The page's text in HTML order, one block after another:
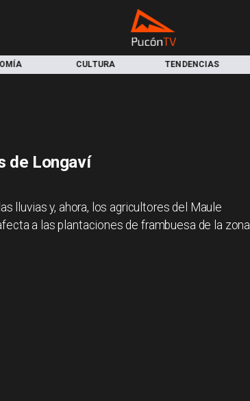
TENDENCIAS INICIO
de Longaví
lluvias y, ahora, los agricultores del Maule
a las plantaciones de frambuesa de la zona